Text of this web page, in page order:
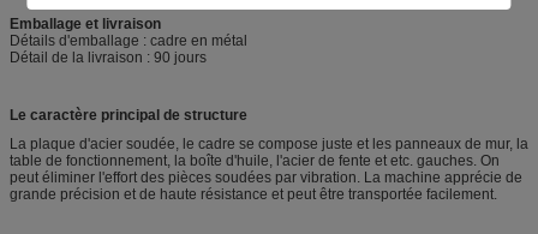
Emballage et livraison
Détails d'emballage : cadre en métal
Détail de la livraison : 90 jours
Le caractère principal de structure
La plaque d'acier soudée, le cadre se compose juste et les panneaux de mur, la
table de fonctionnement, la boîte d'huile, l'acier de fente et etc. gauches. On
peut éliminer l'effort des pièces soudées par vibration. La machine apprécie de
grande précision et de haute résistance et peut être transportée facilement.